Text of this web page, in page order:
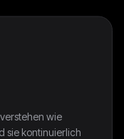
wie
sie kontinuierlich